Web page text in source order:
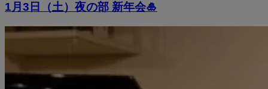
1月3日（土）夜の部 新年会🎍